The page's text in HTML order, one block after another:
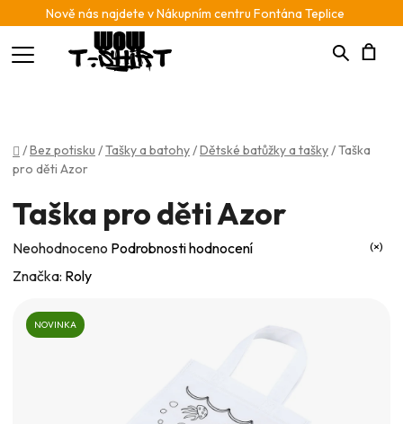
Nově nás najdete v Nákupním centru Fontána Teplice
Hledat
Domů
/Bez potisku /Tašky a batohy/Dětské batůžky a tašky/Taška
pro děti Azor
Taška pro děti Azor
Průměrné
hodnocení
0,0
Neohodnoceno Podrobnosti hodnocení
Značka: Roly
NOVINKA